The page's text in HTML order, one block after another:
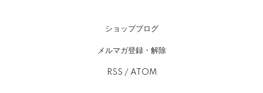
ショップブログ
メルマガ登録・解除
RSS / ATOM